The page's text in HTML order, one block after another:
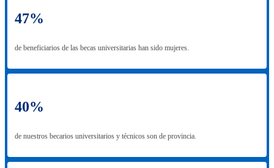
47%
de beneficiarios de las becas universitarias han sido mujeres.
40%
de nuestros becarios universitarios y técnicos son de provincia.